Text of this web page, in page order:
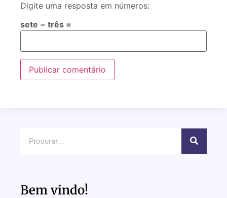
Digite uma resposta em números:
sete − três =
Bem vindo!